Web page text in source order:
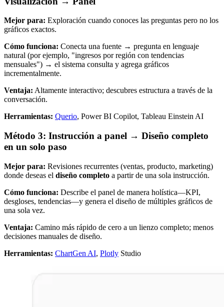
Mejor para: Exploración cuando conoces las preguntas pero no los
gráficos exactos.
Cómo funciona: Conecta una fuente → pregunta en lenguaje
natural (por ejemplo, "ingresos por región con tendencias
mensuales") → el sistema consulta y agrega gráficos
incrementalmente.
Ventaja: Altamente interactivo; descubres estructura a través de la
conversación.
Herramientas: Querio, Power BI Copilot, Tableau Einstein AI
Método 3: Instrucción a panel → Diseño completo
en un solo paso
Mejor para: Revisiones recurrentes (ventas, producto, marketing)
donde deseas el diseño completo a partir de una sola instrucción.
Cómo funciona: Describe el panel de manera holística—KPI,
desgloses, tendencias—y genera el diseño de múltiples gráficos de
una sola vez.
Ventaja: Camino más rápido de cero a un lienzo completo; menos
decisiones manuales de diseño.
Herramientas: ChartGen AI, Plotly Studio